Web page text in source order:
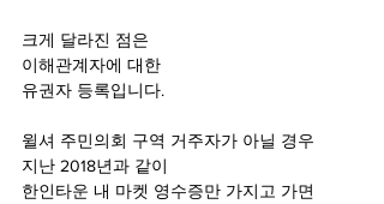
크게 달라진 점은
이해관계자에 대한
유권자 등록입니다.
윌셔 주민의회 구역 거주자가 아닐 경우
지난 2018년과 같이
한인타운 내 마켓 영수증만 가지고 가면